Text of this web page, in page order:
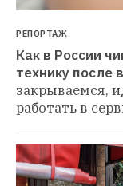
РЕПОРТАЖ
Как в России
технику после
закрываемся,
работать в